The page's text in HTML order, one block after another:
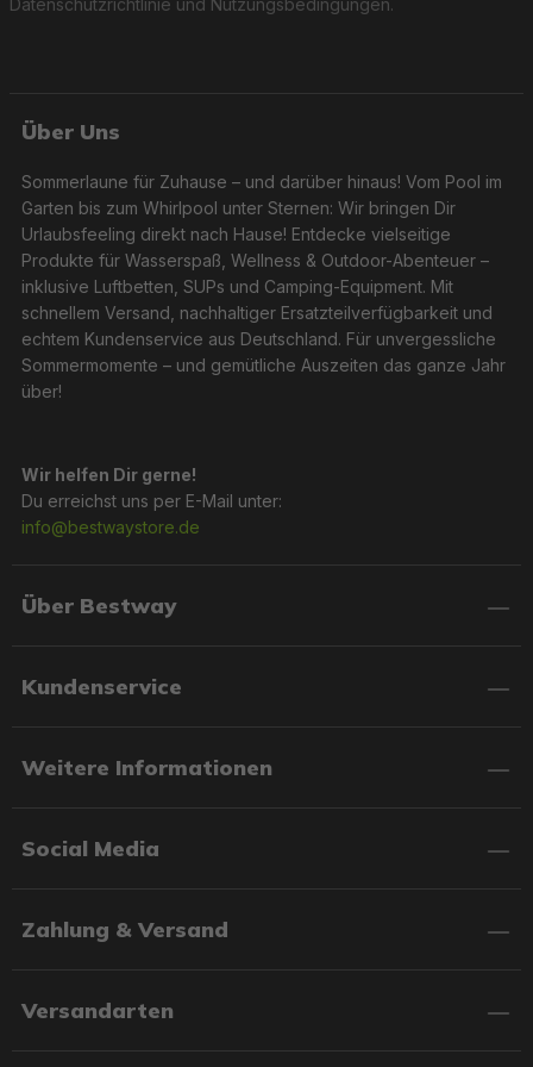
Datenschutzrichtlinie und Nutzungsbedingungen.
Über Uns
Sommerlaune für Zuhause – und darüber hinaus! Vom Pool im
Garten bis zum Whirlpool unter Sternen: Wir bringen Dir
Urlaubsfeeling direkt nach Hause! Entdecke vielseitige
Produkte für Wasserspaß, Wellness & Outdoor-Abenteuer –
inklusive Luftbetten, SUPs und Camping-Equipment. Mit
schnellem Versand, nachhaltiger Ersatzteilverfügbarkeit und
echtem Kundenservice aus Deutschland. Für unvergessliche
Sommermomente – und gemütliche Auszeiten das ganze Jahr
über!
Wir helfen Dir gerne!
Du erreichst uns per E-Mail unter:
info@bestwaystore.de
Über Bestway
Kundenservice
Weitere Informationen
Social Media
Zahlung & Versand
Versandarten